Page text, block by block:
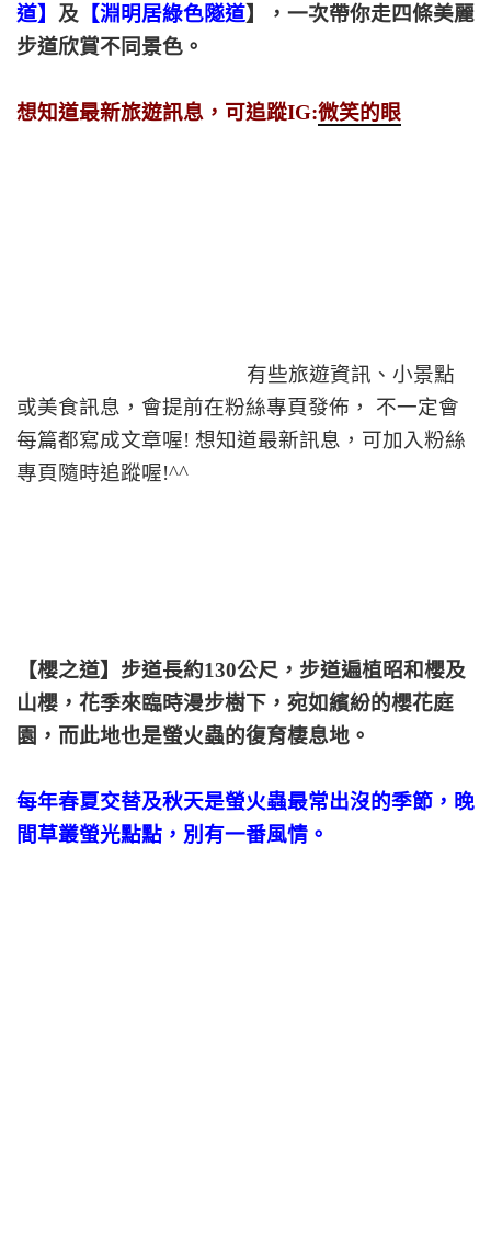
道】 及 【淵明居綠色隧道】，一次帶你走四條美麗
步道欣賞不同景色。
想知道最新旅遊訊息，可追蹤IG:微笑的眼
有些旅遊資訊、小景點
或美食訊息，會提前在粉絲專頁發佈， 不一定會
每篇都寫成文章喔! 想知道最新訊息，可加入粉絲
專頁隨時追蹤喔!^^
【櫻之道】步道長約130公尺，步道遍植昭和櫻及
山櫻，花季來臨時漫步樹下，宛如繽紛的櫻花庭
園，而此地也是螢火蟲的復育棲息地。
每年春夏交替及秋天是螢火蟲最常出沒的季節，晚
間草叢螢光點點，別有一番風情。